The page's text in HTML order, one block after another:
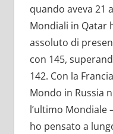
quando aveva 21
Mondiali in Qatar
assoluto di
con 145,
142. Con la
Mondo in Russia
l’ultimo Mondiale
ho pensato a